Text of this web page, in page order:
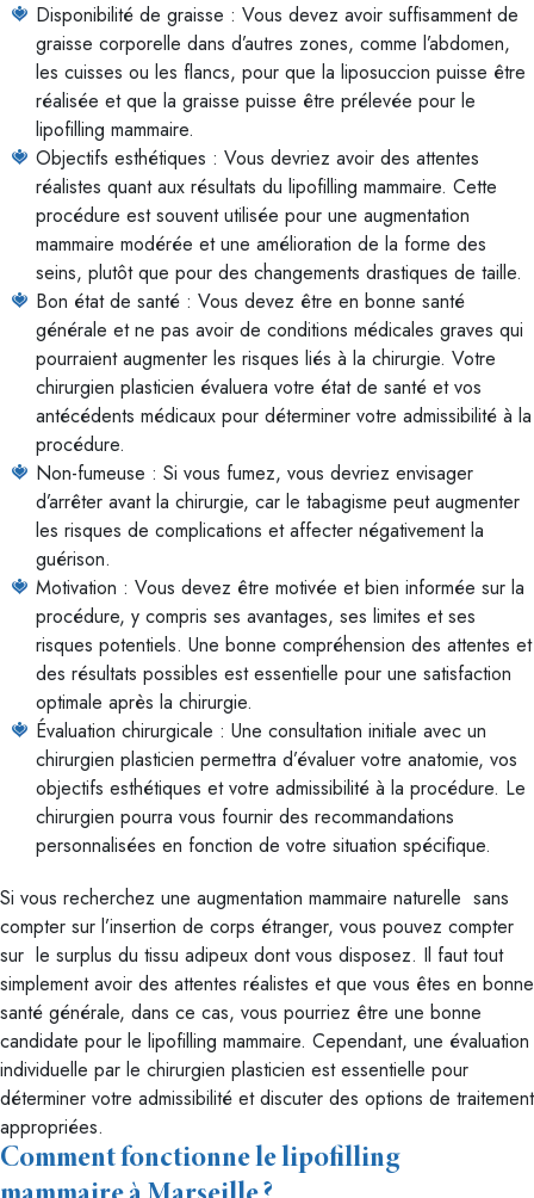
Disponibilité de graisse : Vous devez avoir suffisamment de
graisse corporelle dans d’autres zones, comme l’abdomen,
les cuisses ou les flancs, pour que la liposuccion puisse être
réalisée et que la graisse puisse être prélevée pour le
lipofilling mammaire.
Objectifs esthétiques : Vous devriez avoir des attentes
réalistes quant aux résultats du lipofilling mammaire. Cette
procédure est souvent utilisée pour une augmentation
mammaire modérée et une amélioration de la forme des
seins, plutôt que pour des changements drastiques de taille.
Bon état de santé : Vous devez être en bonne santé
générale et ne pas avoir de conditions médicales graves qui
pourraient augmenter les risques liés à la chirurgie. Votre
chirurgien plasticien évaluera votre état de santé et vos
antécédents médicaux pour déterminer votre admissibilité à la
procédure.
Non-fumeuse : Si vous fumez, vous devriez envisager
d’arrêter avant la chirurgie, car le tabagisme peut augmenter
les risques de complications et affecter négativement la
guérison.
Motivation : Vous devez être motivée et bien informée sur la
procédure, y compris ses avantages, ses limites et ses
risques potentiels. Une bonne compréhension des attentes et
des résultats possibles est essentielle pour une satisfaction
optimale après la chirurgie.
Évaluation chirurgicale : Une consultation initiale avec un
chirurgien plasticien permettra d’évaluer votre anatomie, vos
objectifs esthétiques et votre admissibilité à la procédure. Le
chirurgien pourra vous fournir des recommandations
personnalisées en fonction de votre situation spécifique.
Si vous recherchez une augmentation mammaire naturelle sans
compter sur l’insertion de corps étranger, vous pouvez compter
sur le surplus du tissu adipeux dont vous disposez. Il faut tout
simplement avoir des attentes réalistes et que vous êtes en bonne
santé générale, dans ce cas, vous pourriez être une bonne
candidate pour le lipofilling mammaire. Cependant, une évaluation
individuelle par le chirurgien plasticien est essentielle pour
déterminer votre admissibilité et discuter des options de traitement
appropriées.
Comment fonctionne le lipofilling